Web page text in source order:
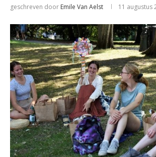
geschreven door Emile Van Aelst 11 augustus